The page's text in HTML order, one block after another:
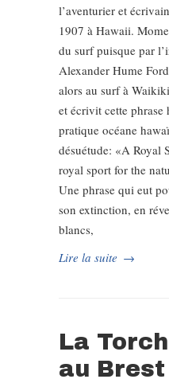
l’aventurier et
1907 à Hawaii.
du surf puisque par
Alexander Hume
alors au surf à
et écrivit cette
pratique océane
désuétude: «A Royal
royal sport for the
Une phrase qui eut
son extinction, en
blancs,
Lire la suite →
La
au